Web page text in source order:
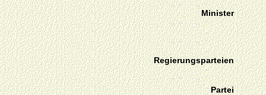
Minister
Regierungsparteien
Partei